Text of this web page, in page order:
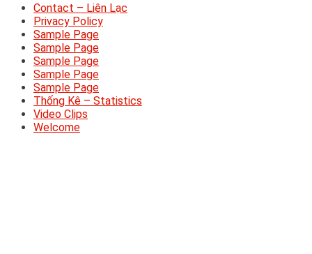
Contact – Liên Lạc
Privacy Policy
Sample Page
Sample Page
Sample Page
Sample Page
Sample Page
Thống Kê – Statistics
Video Clips
Welcome